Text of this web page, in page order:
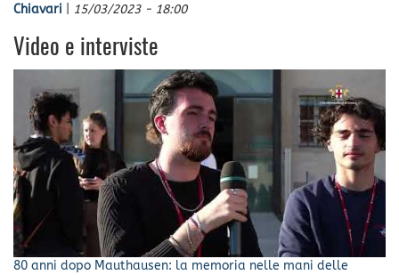
Chiavari
15/03/2023 - 18:00
Video e interviste
80 anni dopo Mauthausen: la memoria nelle mani delle